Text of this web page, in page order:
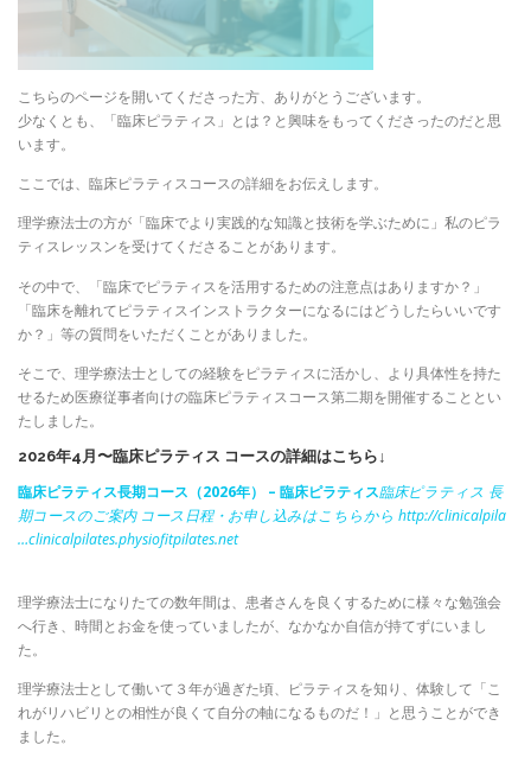
こちらのページを開いてくださった方、ありがとうございます。
少なくとも、「臨床ピラティス」とは？と興味をもってくださったのだと思
います。
ここでは、臨床ピラティスコースの詳細をお伝えします。
理学療法士の方が「臨床でより実践的な知識と技術を学ぶために」私のピラ
ティスレッスンを受けてくださることがあります。
その中で、「臨床でピラティスを活用するための注意点はありますか？」
「臨床を離れてピラティスインストラクターになるにはどうしたらいいです
か？」等の質問をいただくことがありました。
そこで、理学療法士としての経験をピラティスに活かし、より具体性を持た
せるため医療従事者向けの臨床ピラティスコース第二期を開催することとい
たしました。
2026年4月〜臨床ピラティス コースの詳細はこちら↓
臨床ピラティス長期コース（2026年） – 臨床ピラティス臨床ピラティス 長
期コースのご案内 コース日程・お申し込みはこちらから http://clinicalpila
…clinicalpilates.physiofitpilates.net
理学療法士になりたての数年間は、患者さんを良くするために様々な勉強会
へ行き、時間とお金を使っていましたが、なかなか自信が持てずにいまし
た。
理学療法士として働いて３年が過ぎた頃、ピラティスを知り、体験して「こ
れがリハビリとの相性が良くて自分の軸になるものだ！」と思うことができ
ました。